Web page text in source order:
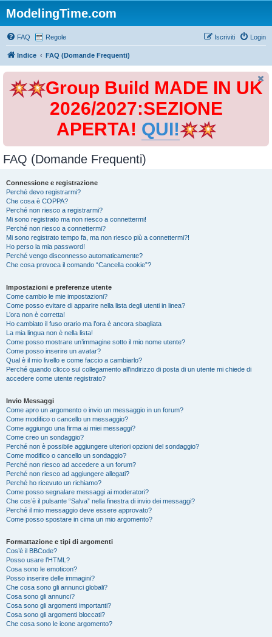
ModelingTime.com
FAQ Regole Login
Iscriviti
Indice FAQ (Domande Frequenti)
Group Build MADE IN UK
2026/2027:SEZIONE
APERTA! QUI!
FAQ (Domande Frequenti)
Connessione e registrazione
Perché devo registrarmi?
Che cosa è COPPA?
Perché non riesco a registrarmi?
Mi sono registrato ma non riesco a connettermi!
Perché non riesco a connettermi?
Mi sono registrato tempo fa, ma non riesco più a connettermi?!
Ho perso la mia password!
Perché vengo disconnesso automaticamente?
Che cosa provoca il comando “Cancella cookie”?
Impostazioni e preferenze utente
Come cambio le mie impostazioni?
Come posso evitare di apparire nella lista degli utenti in linea?
L’ora non è corretta!
Ho cambiato il fuso orario ma l’ora è ancora sbagliata
La mia lingua non è nella lista!
Come posso mostrare un’immagine sotto il mio nome utente?
Come posso inserire un avatar?
Qual è il mio livello e come faccio a cambiarlo?
Perché quando clicco sul collegamento all’indirizzo di posta di un utente mi chiede di
accedere come utente registrato?
Invio Messaggi
Come apro un argomento o invio un messaggio in un forum?
Come modifico o cancello un messaggio?
Come aggiungo una firma ai miei messaggi?
Come creo un sondaggio?
Perché non è possibile aggiungere ulteriori opzioni del sondaggio?
Come modifico o cancello un sondaggio?
Perché non riesco ad accedere a un forum?
Perché non riesco ad aggiungere allegati?
Perché ho ricevuto un richiamo?
Come posso segnalare messaggi ai moderatori?
Che cos’è il pulsante “Salva” nella finestra di invio dei messaggi?
Perché il mio messaggio deve essere approvato?
Come posso spostare in cima un mio argomento?
Formattazione e tipi di argomenti
Cos’è il BBCode?
Posso usare l’HTML?
Cosa sono le emoticon?
Posso inserire delle immagini?
Che cosa sono gli annunci globali?
Cosa sono gli annunci?
Cosa sono gli argomenti importanti?
Cosa sono gli argomenti bloccati?
Che cosa sono le icone argomento?